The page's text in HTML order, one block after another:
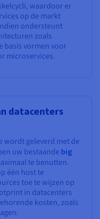
waardoor er
op de markt
ondersteunt
zoals
basis vormen voor
microservices.
datacenters
wordt geleverd met de
uw bestaande big
te benutten.
één host te
toe te wijzen op
in datacenters
kosten, zoals